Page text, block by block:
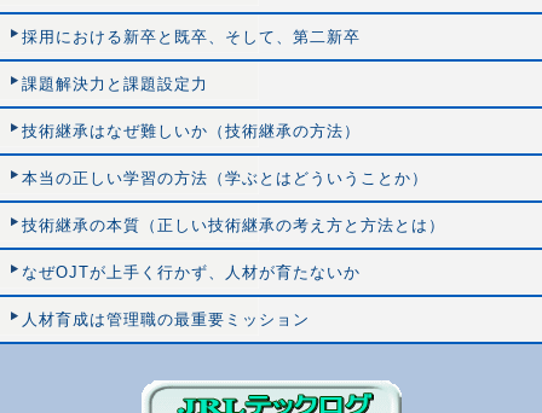
採用における新卒と既卒、そして、第二新卒
課題解決力と課題設定力
技術継承はなぜ難しいか（技術継承の方法）
本当の正しい学習の方法（学ぶとはどういうことか）
技術継承の本質（正しい技術継承の考え方と方法とは）
なぜOJTが上手く行かず、人材が育たないか
人材育成は管理職の最重要ミッション